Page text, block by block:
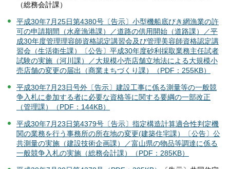
（総務会計課）
平成30年7月25日第4380号〔告示〕小型機船底びき網漁業の許
可の申請期間（水産漁港課）／道路の供用開始（道路課）／平
成30年度管理理容師資格認定講習会及び管理美容師資格認定講
習会（生活衛生課）〔公告〕平成30年度砂利採取業務主任試者
試験の実施（河川課）／大規模小売店舗立地法による大規模小
売店舗の変更の届出（商業まちづくり課）（PDF：255KB）
平成30年7月23日号外〔告示〕建設工事に係る測量等の一般競
争入札に参加する者に必要な資格等に関する要綱の一部改正
（管理課）（PDF：144KB）
平成30年7月23日第4379号〔告示〕指定構造計算適合性判定機
関の業務を行う事務所の所在地の変更(建築住宅課）〔公告〕公
共測量の実施（建設技術企画課）／富山県の物品等調達に係る
一般競争入札の実施（総務会計課）（PDF：285KB）